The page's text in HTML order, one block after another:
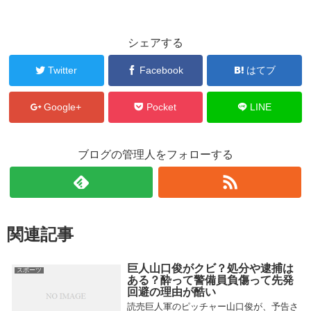
シェアする
Twitter Facebook はてブ
Google+ Pocket LINE
ブログの管理人をフォローする
関連記事
スポーツ
巨人山口俊がクビ？処分や逮捕は
ある？酔って警備員負傷って先発
回避の理由が酷い
読売巨人軍のピッチャー山口俊が、予告さ